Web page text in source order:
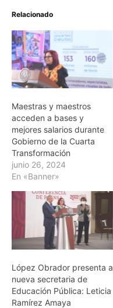
Relacionado
Maestras y maestros
acceden a bases y
mejores salarios durante
Gobierno de la Cuarta
Transformación
junio 26, 2024
En «Banner»
López Obrador presenta a
nueva secretaria de
Educación Pública: Leticia
Ramírez Amaya